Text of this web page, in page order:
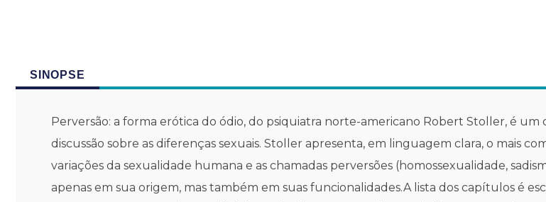
SINOPSE
Perversão: a forma erótica do ódio, do psiquiatra norte-americano Robert Stoller, é
discussão sobre as diferenças sexuais. Stoller apresenta, em linguagem clara, o mais
variações da sexualidade humana e as chamadas perversões (homossexualidade,
apenas em sua origem, mas também em suas funcionalidades.A lista dos capítulos é